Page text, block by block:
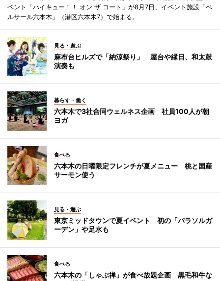
ベント「ハイキュー！！ オン ザ コート」が8月7日、イベント施設「ベ
ルサール六本木」（港区六本木7）で始まる。
見る・遊ぶ
麻布台ヒルズで「納涼祭り」 屋台や縁日、和太鼓
演奏も
暮らす・働く
六本木で3社合同ウェルネス企画 社員100人が朝
ヨガ
食べる
六本木の日曜限定フレンチが夏メニュー 桃と国産
サーモン使う
見る・遊ぶ
東京ミッドタウンで夏イベント 初の「パラソルガ
ーデン」や足水も
食べる
六本木の「しゃぶ禅」が食べ放題企画 黒毛和牛な